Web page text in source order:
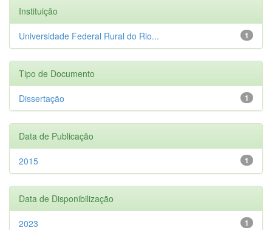
Instituição
1
Universidade Federal Rural do Rio...
Tipo de Documento
1
Dissertação
Data de Publicação
1
2015
Data de Disponibilização
1
2023